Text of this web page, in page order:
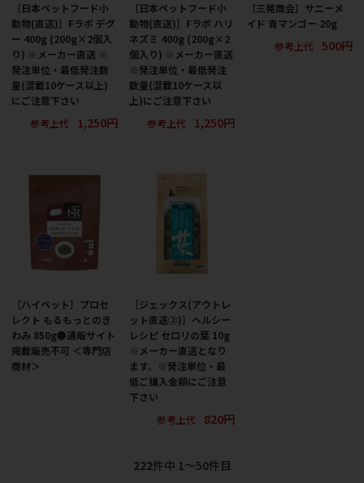
［日本ペットフード小
動物(直送)］Fラボ デグ
ー 400g (200g×2個入
り) ※メーカー直送 ※
発注単位・最低発注数
量(混載10ケース以上)
にご注意下さい
参考上代
1,250円
［日本ペットフード小
動物(直送)］Fラボ ハリ
ネズミ 400g (200g×2
個入り) ※メーカー直送
※発注単位・最低発注
数量(混載10ケース以
上)にご注意下さい
参考上代
1,250円
［三晃商会］サニーメ
イド 青マンゴー 20g
参考上代
500円
［ハイペット］プロセ
レクト もるもっとのき
わみ 850g●通販サイト
掲載販売不可 ＜専門店
商材＞
［ジェックス(アウトレ
ット直送②)］ヘルシー
レシピ セロリの葉 10g
※メーカー直送となり
ます。※発注単位・最
低ご購入金額にご注意
下さい
参考上代
820円
222件中 1〜50件目